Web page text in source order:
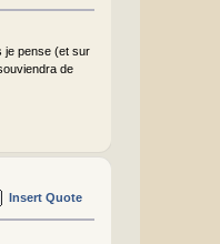
je pense (et sur
de
Insert Quote